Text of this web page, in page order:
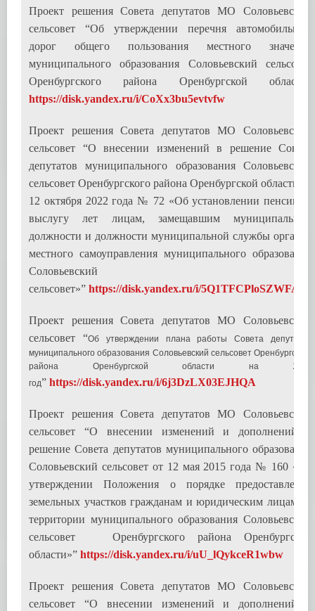
Проект решения Совета депутатов МО Соловьевский
сельсовет “Об утверждении перечня автомобильных
дорог общего пользования местного значения
муниципального образования Соловьевский сельсовет
Оренбургского района Оренбургской области”
https://disk.yandex.ru/i/CoXx3bu5evtvfw
Проект решения Совета депутатов МО Соловьевский
сельсовет “О внесении изменений в решение Совета
депутатов муниципального образования Соловьевский
сельсовет Оренбургского района Оренбургской области от
12 октября 2022 года № 72 «Об установлении пенсии за
выслугу лет лицам, замещавшим муниципальные
должности и должности муниципальной службы органов
местного самоуправления муниципального образования
Соловьевский
сельсовет»” https://disk.yandex.ru/i/5Q1TFCPloSZWFA
Проект решения Совета депутатов МО Соловьевский
сельсовет “Об утверждении плана работы Совета депутатов
муниципального образования Соловьевский сельсовет Оренбургского
района Оренбургской области на 2023
год” https://disk.yandex.ru/i/6j3DzLX03EJHQA
Проект решения Совета депутатов МО Соловьевский
сельсовет “О внесении изменений и дополнений в
решение Совета депутатов муниципального образования
Соловьевский сельсовет от 12 мая 2015 года № 160 «Об
утверждении Положения о порядке предоставления
земельных участков гражданам и юридическим лицам на
территории муниципального образования Соловьевский
сельсовет Оренбургского района Оренбургской
области»” https://disk.yandex.ru/i/uU_lQykceR1wbw
Проект решения Совета депутатов МО Соловьевский
сельсовет “О внесении изменений и дополнений в